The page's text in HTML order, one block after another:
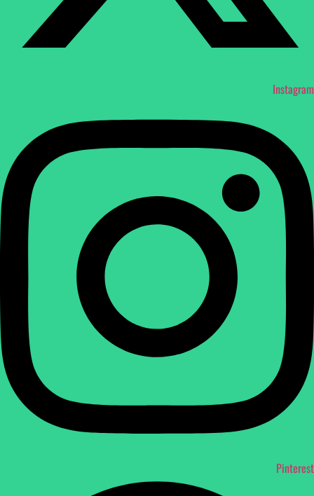
Instagram
Pinterest